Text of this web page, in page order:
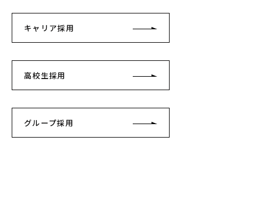
キャリア採用
高校生採用
グループ採用